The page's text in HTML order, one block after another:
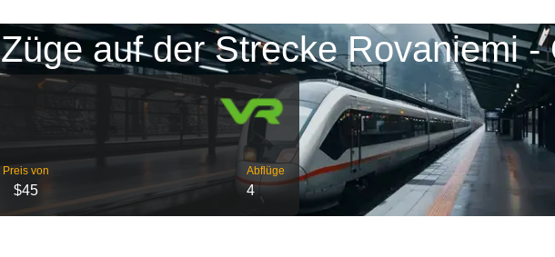
Züge auf der Strecke Rovaniemi -
Preis von
$45
Abflüge
4